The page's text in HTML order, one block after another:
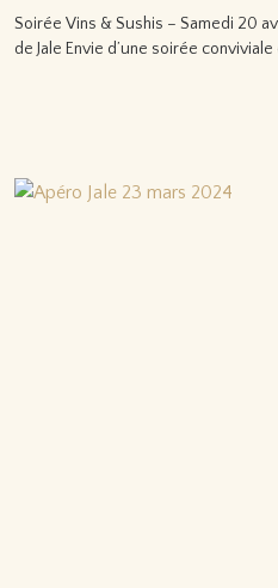
Soirée Vins & Sushis – Samedi 20
de Jale Envie d’une soirée